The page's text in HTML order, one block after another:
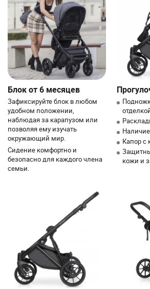
Блок от 6 месяцев
Зафиксируйте блок в любом
удобном положении,
наблюдая за карапузом или
позволяя ему изучать
окружающий мир.
Сидение комфортно и
безопасно для каждого члена
семьи.
Капор с
кожи и